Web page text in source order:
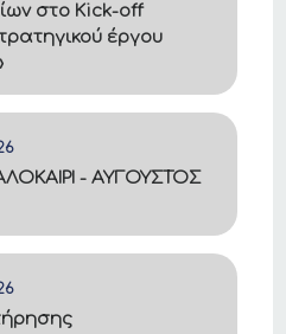
στο Kick-off
έργου
- ΑΥΓΟΥΣΤΟΣ